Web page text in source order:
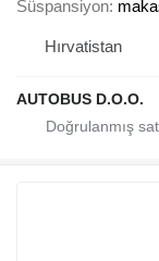
Süspansiyon
Hırvatistan
AUTOBUS D.O.O.